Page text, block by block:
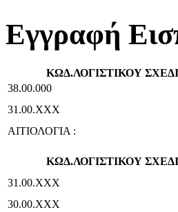
Εγγραφή
ΚΩΔ.ΛΟΓΙΣΤΙΚΟΥ
38.00.000
31.00.ΧΧΧ
ΑΙΤΙΟΛΟΓΙΑ :
ΚΩΔ.ΛΟΓΙΣΤΙΚΟΥ
31.00.ΧΧΧ
30.00.ΧΧΧ